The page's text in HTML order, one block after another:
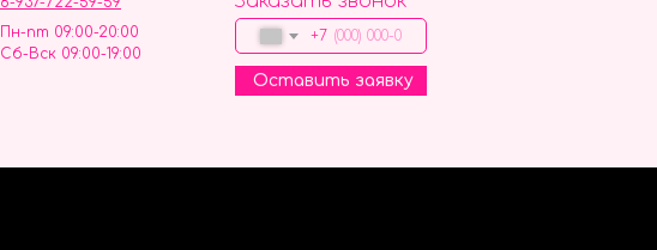
Пн-пт 09:00-20:00
Сб-Вск 09:00-19:00
+7
Оставить заявку